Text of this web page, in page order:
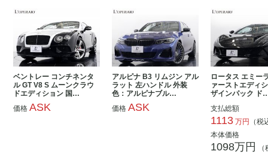
ベントレー コンチネンタ
ル GT V8 S ムーンクラウ
ドエディション 国…
価格 ASK
アルピナ B3 リムジン アル
ラット 左ハンドル 外装
色：アルピナブル…
価格 ASK
ロータス エミー
ァーストエディ
ザインパック ド
支払総額
1113 万円
（税
本体価格
1098万円